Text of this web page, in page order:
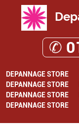
✆
DEPANNAGE STORE
DEPANNAGE STORE
DEPANNAGE STORE
DEPANNAGE STORE